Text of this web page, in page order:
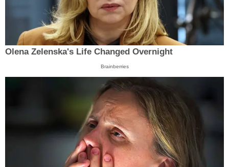
Olena Zelenska's Life Changed Overnight
Brainberries